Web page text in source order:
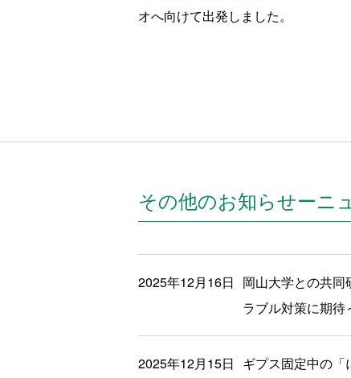
オへ向けて出発しました。
その他のお知らせーニ
2025年12月16日 岡山大学との共同
ラブル対策に期待
2025年12月15日 ギプス固定中の